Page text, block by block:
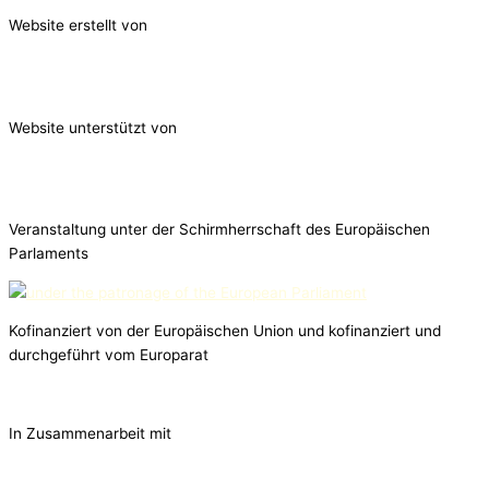
Website erstellt von
Website unterstützt von
Veranstaltung unter der Schirmherrschaft des Europäischen
Parlaments
Kofinanziert von der Europäischen Union und kofinanziert und
durchgeführt vom Europarat
In Zusammenarbeit mit